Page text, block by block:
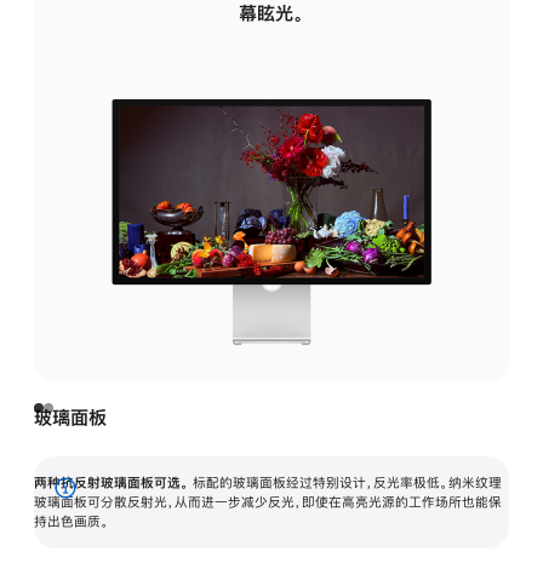
幕眩光。
玻璃面板
两种抗反射玻璃面板可选。 标配的玻璃面板经过特别设计，反光率极低。纳米纹理
玻璃面板可分散反射光，从而进一步减少反光，即使在高亮光源的工作场所也能保
持出色画质。
展
开